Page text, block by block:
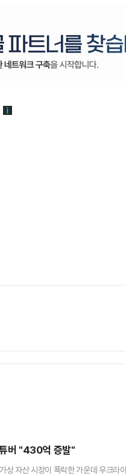
버 "430억 증발"
상 자산 시장이 폭락한 가운데 우크라